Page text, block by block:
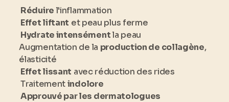
Réduire l'inflammation
Effet liftant et peau plus ferme
Hydrate intensémentla peau
Augmentation de la production de collagène,
élasticité
Effet lissant avec réduction des rides
Traitementindolore
Approuvé par les dermatologues